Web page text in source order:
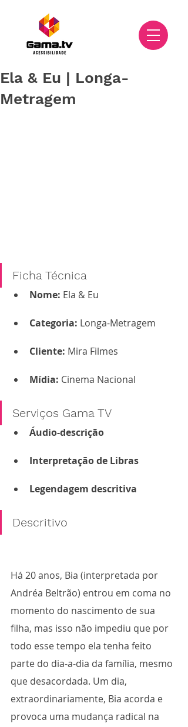
Ela & Eu | Longa-
Metragem
Ficha Técnica
Nome: Ela & Eu
Categoria: Longa-Metragem
Cliente: Mira Filmes
Mídia: Cinema Nacional
Serviços Gama TV
Áudio-descrição
Interpretação de Libras
Legendagem descritiva
Descritivo
Há 20 anos, Bia (interpretada por
Andréa Beltrão) entrou em coma no
momento do nascimento de sua
filha, mas isso não impediu que por
todo esse tempo ela tenha feito
parte do dia-a-dia da família, mesmo
que desacordada. Um dia,
extraordinariamente, Bia acorda e
provoca uma mudança radical na